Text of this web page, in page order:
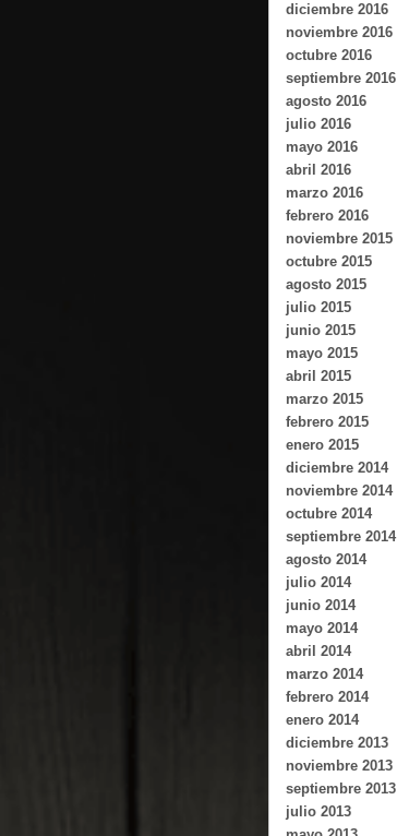
diciembre 2016
noviembre 2016
octubre 2016
septiembre 2016
agosto 2016
julio 2016
mayo 2016
abril 2016
marzo 2016
febrero 2016
noviembre 2015
octubre 2015
agosto 2015
julio 2015
junio 2015
mayo 2015
abril 2015
marzo 2015
febrero 2015
enero 2015
diciembre 2014
noviembre 2014
octubre 2014
septiembre 2014
agosto 2014
julio 2014
junio 2014
mayo 2014
abril 2014
marzo 2014
febrero 2014
enero 2014
diciembre 2013
noviembre 2013
septiembre 2013
julio 2013